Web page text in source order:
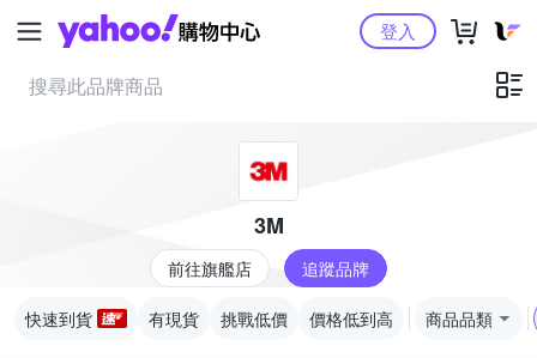
Yahoo購物中心登入
3M
前往旗艦店 追蹤品牌
快速到貨 有現貨 挑戰低價 價格低到高 商品品類